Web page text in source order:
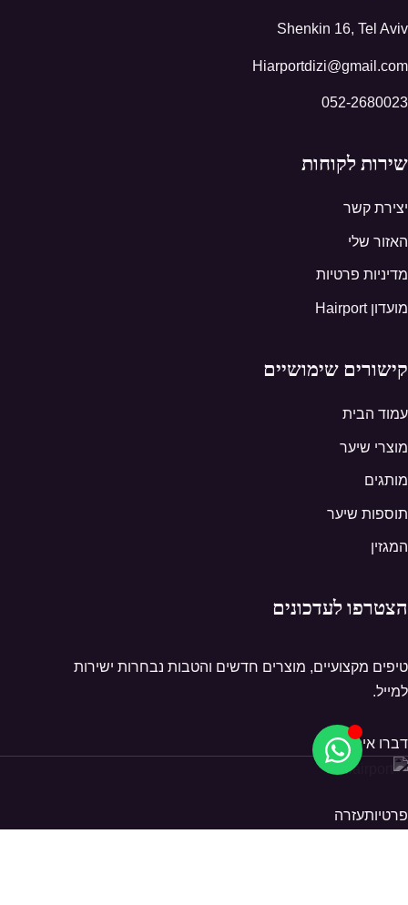
Shenkin 16, Tel Aviv
Hiarportdizi@gmail.com
052-2680023
שירות לקוחות
יצירת קשר
האזור שלי
מדיניות פרטיות
מועדון Hairport
קישורים שימושיים
עמוד הבית
מוצרי שיער
מותגים
תוספות שיער
המגזין
הצטרפו לעדכונים
טיפים מקצועיים, מוצרים חדשים והטבות נבחרות ישירות
למייל.
דברו איתנו
פרטיותעזרה